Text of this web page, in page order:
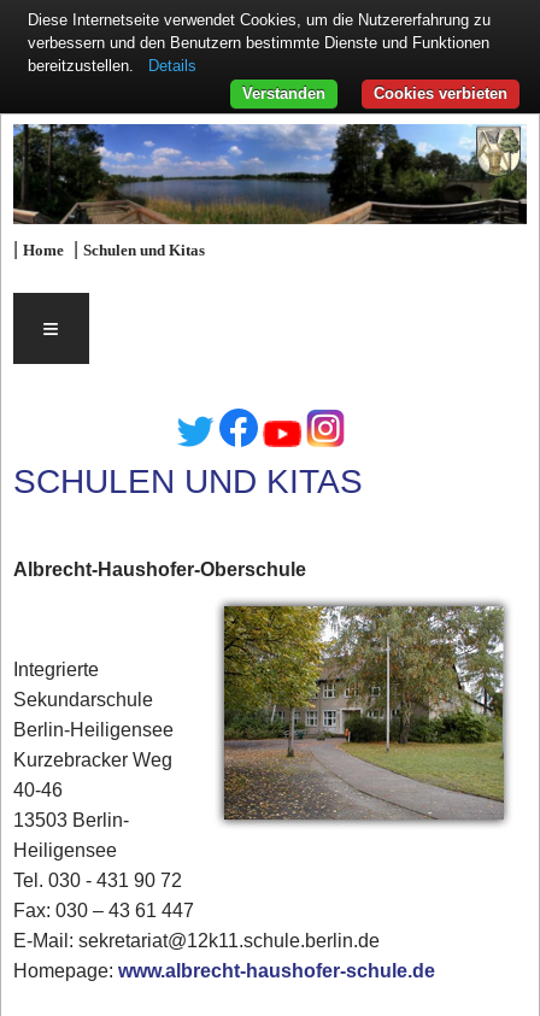
|Home |Schulen und Kitas
≡
SCHULEN UND KITAS
Albrecht-Haushofer-Oberschule
Integrierte
Sekundarschule
Berlin-Heiligensee
Kurzebracker Weg
40-46
13503 Berlin-
Heiligensee
Tel. 030 - 431 90 72‎
Fax: 030 – 43 61 447
E-Mail: sekretariat@12k11.schule.berlin.de
Homepage:www.albrecht-haushofer-schule.de
Diese Internetseite verwendet Cookies, um die Nutzererfahrung zu
verbessern und den Benutzern bestimmte Dienste und Funktionen
bereitzustellen.
Details
Cookies verbieten
Verstanden